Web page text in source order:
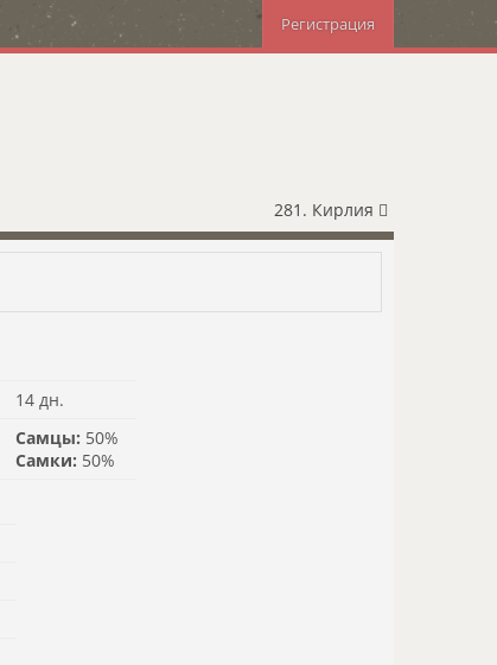
Регистрация
281. Кирлия
14 дн.
Самцы: 50%
Самки: 50%